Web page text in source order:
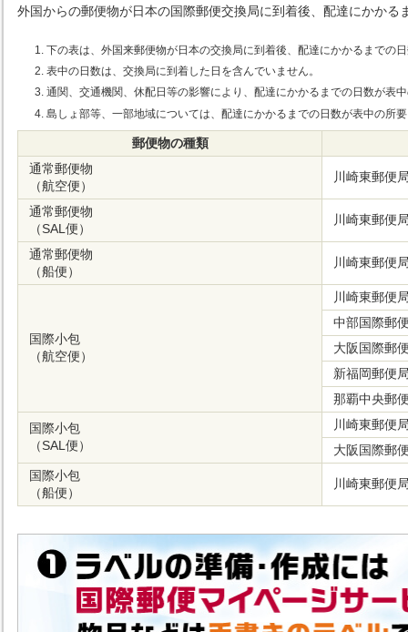
外国からの郵便物が日本の国際郵便交換局に到着後、配達にかかる
下の表は、外国来郵便物が日本の交換局に到着後、配達にかかるまでの
表中の日数は、交換局に到着した日を含んでいません。
通関、交通機関、休配日等の影響により、配達にかかるまでの日数が表
島しょ部等、一部地域については、配達にかかるまでの日数が表中の所
郵便物の種類
通常郵便物
（航空便）
川崎東郵便
通常郵便物
（SAL便）
川崎東郵便
通常郵便物
（船便）
川崎東郵便
国際小包
（航空便）
川崎東郵便
中部国際郵
大阪国際郵
新福岡郵便
那覇中央郵
国際小包
（SAL便）
川崎東郵便
大阪国際郵
国際小包
（船便）
川崎東郵便